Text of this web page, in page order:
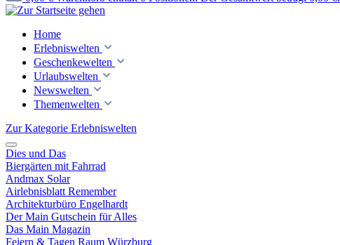
Home
Erlebniswelten
Geschenkewelten
Urlaubswelten
Newswelten
Themenwelten
Zur Kategorie Erlebniswelten
Dies und Das
Biergärten mit Fahrrad
Andmax Solar
Airlebnisblatt Remember
Architekturbüro Engelhardt
Der Main Gutschein für Alles
Das Main Magazin
Feiern & Tagen Raum Würzburg